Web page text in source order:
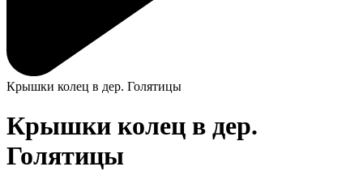
Крышки колец в дер. Голятицы
Крышки колец в дер.
Голятицы